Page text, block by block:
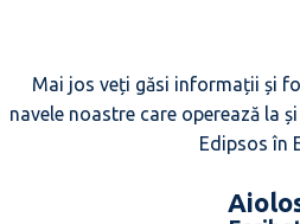
Mai jos veți găsi informații și
navele noastre care operează la
Edipsos în